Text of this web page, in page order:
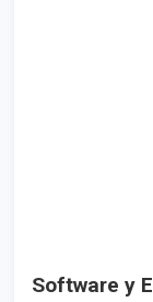
Software y